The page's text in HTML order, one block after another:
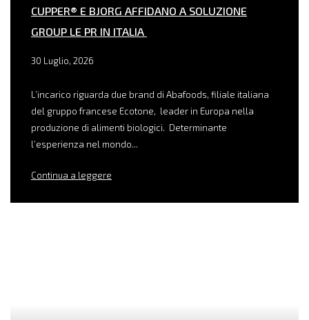
CUPPER® E BJORG AFFIDANO A SOLUZIONE
GROUP LE PR IN ITALIA
30 Luglio, 2026
L’incarico riguarda due brand di Abafoods, filiale italiana
del gruppo francese Ecotone, leader in Europa nella
produzione di alimenti biologici. Determinante
l’esperienza nel mondo...
Continua a leggere